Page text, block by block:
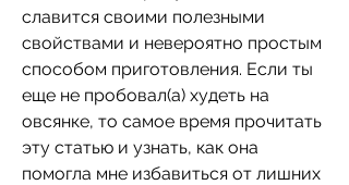
славится своими полезными
свойствами и невероятно простым
способом приготовления. Если ты
еще не пробовал(а) худеть на
овсянке, то самое время прочитать
эту статью и узнать, как она
помогла мне избавиться от лишних